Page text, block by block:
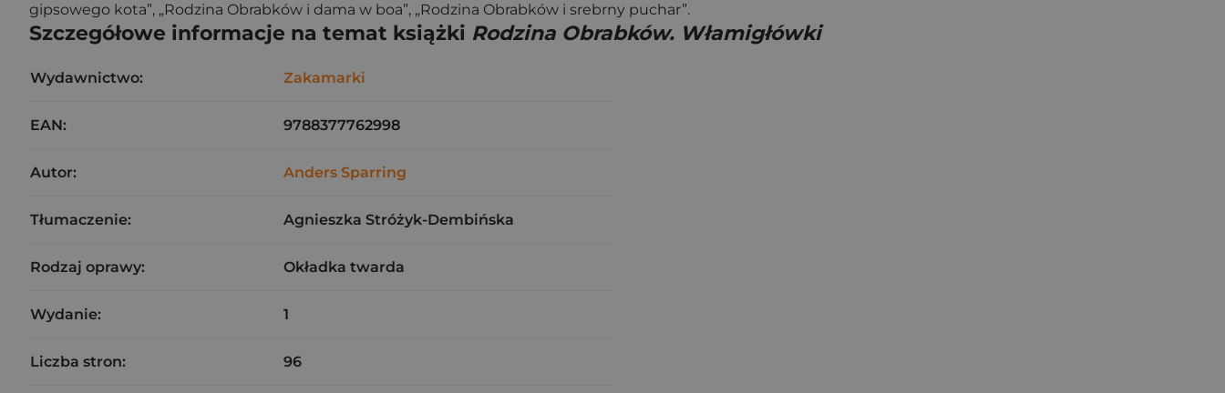
gipsowego kota”, „Rodzina Obrabków i dama w boa”, „Rodzina Obrabków i srebrny puchar”.
Szczegółowe informacje na temat książki Rodzina Obrabków. Włamigłówki
Wydawnictwo: Zakamarki
EAN: 9788377762998
Autor: Anders Sparring
Tłumaczenie: Agnieszka Stróżyk-Dembińska
Rodzaj oprawy: Okładka twarda
Wydanie: 1
Liczba stron: 96